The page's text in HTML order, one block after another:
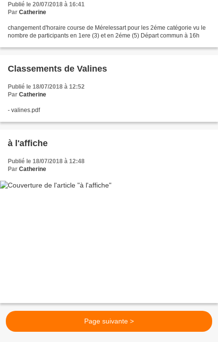
Publié le 20/07/2018 à 16:41
Par Catherine
changement d'horaire course de Mérelessart pour les 2éme catégorie vu le
nombre de participants en 1ere (3) et en 2éme (5) Départ commun à 16h
Classements de Valines
Publié le 18/07/2018 à 12:52
Par Catherine
- valines.pdf
à l'affiche
Publié le 18/07/2018 à 12:48
Par Catherine
Page suivante >